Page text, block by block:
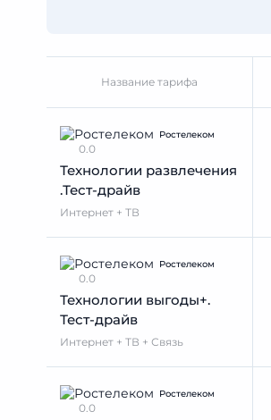
Название тарифа
Ростелеком
0.0
Технологии развлечения
.Тест-драйв
Интернет + ТВ
Ростелеком
0.0
Технологии выгоды+.
Тест-драйв
Интернет + ТВ + Связь
Ростелеком
0.0